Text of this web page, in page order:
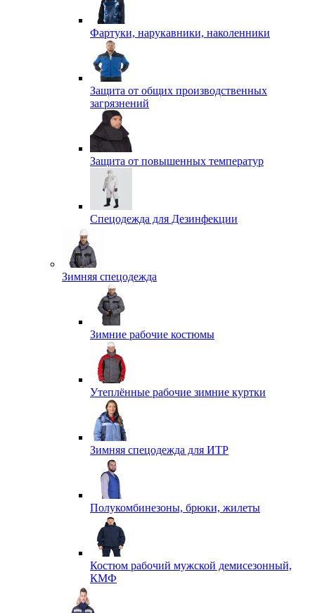
Фартуки, нарукавники, наколенники
Защита от общих производственных
загрязнений
Защита от повышенных температур
Спецодежда для Дезинфекции
Зимняя спецодежда
Зимние рабочие костюмы
Утеплённые рабочие зимние куртки
Зимняя спецодежда для ИТР
Полукомбинезоны, брюки, жилеты
Костюм рабочий мужской демисезонный,
КМФ